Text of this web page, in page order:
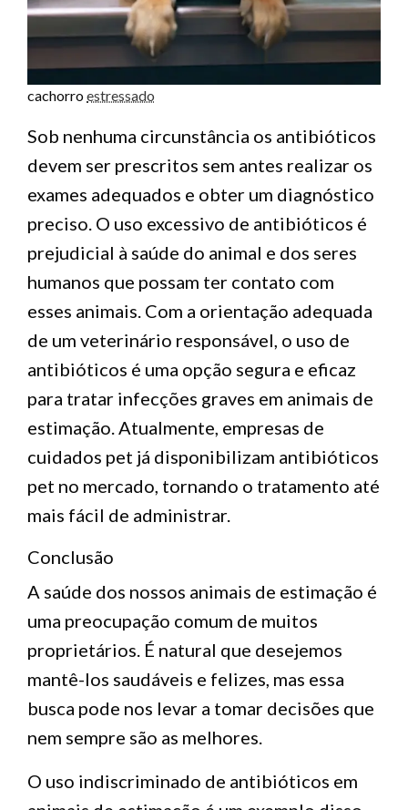
cachorroestressado
Sob nenhuma circunstância os antibióticos
devem ser prescritos sem antes realizar os
exames adequados e obter um diagnóstico
preciso. O uso excessivo de antibióticos é
prejudicial à saúde do animal e dos seres
humanos que possam ter contato com
esses animais. Com a orientação adequada
de um veterinário responsável, o uso de
antibióticos é uma opção segura e eficaz
para tratar infecções graves em animais de
estimação. Atualmente, empresas de
cuidados pet já disponibilizam antibióticos
pet no mercado, tornando o tratamento até
mais fácil de administrar.
Conclusão
A saúde dos nossos animais de estimação é
uma preocupação comum de muitos
proprietários. É natural que desejemos
mantê-los saudáveis e felizes, mas essa
busca pode nos levar a tomar decisões que
nem sempre são as melhores.
O uso indiscriminado de antibióticos em